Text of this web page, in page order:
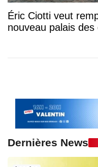
Éric Ciotti veut
nouveau palais
Dernières News